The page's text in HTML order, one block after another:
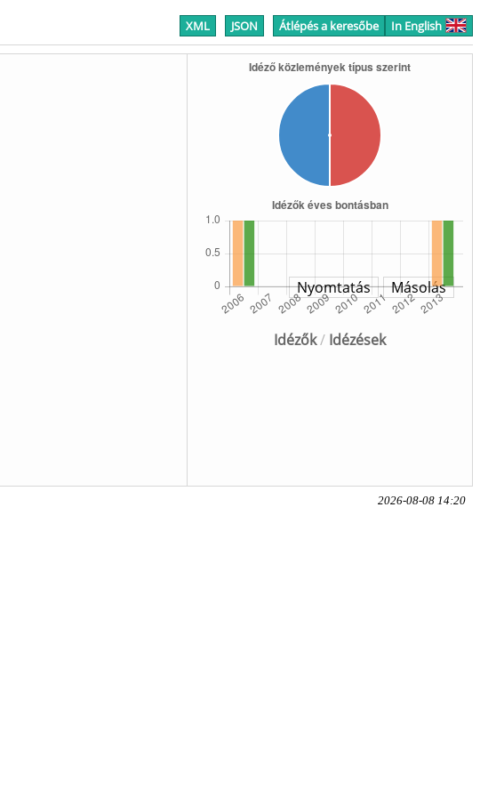
XML JSON Átlépés a keresőbe In English
Idézők/ Idézések
Másolás
Nyomtatás
2026-08-08 14:20